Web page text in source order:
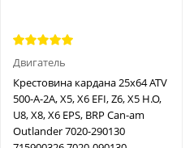
Двигатель
Крестовина кардана 25х64 ATV
500-A-2A, X5, X6 EFI, Z6, X5 H.O,
U8, X8, X6 EPS, BRP Can-am
Outlander 7020-290130